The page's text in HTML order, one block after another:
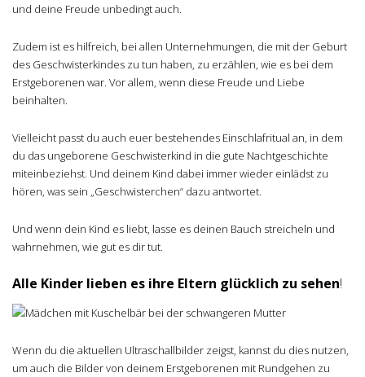
und deine Freude unbedingt auch.
Zudem ist es hilfreich, bei allen Unternehmungen, die mit der Geburt
des Geschwisterkindes zu tun haben, zu erzählen, wie es bei dem
Erstgeborenen war. Vor allem, wenn diese Freude und Liebe
beinhalten.
Vielleicht passt du auch euer bestehendes Einschlafritual an, in dem
du das ungeborene Geschwisterkind in die gute Nachtgeschichte
miteinbeziehst. Und deinem Kind dabei immer wieder einlädst zu
hören, was sein „Geschwisterchen“ dazu antwortet.
Und wenn dein Kind es liebt, lasse es deinen Bauch streicheln und
wahrnehmen, wie gut es dir tut.
Alle Kinder lieben es ihre Eltern glücklich zu sehen!
Wenn du die aktuellen Ultraschallbilder zeigst, kannst du dies nutzen,
um auch die Bilder von deinem Erstgeborenen mit Rundgehen zu